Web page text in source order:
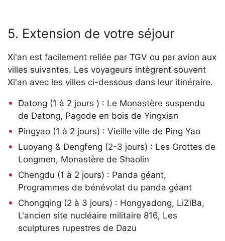
5. Extension de votre séjour
Xi'an est facilement reliée par TGV ou par avion aux
villes suivantes. Les voyageurs intègrent souvent
Xi'an avec les villes ci-dessous dans leur itinéraire.
Datong (1 à 2 jours ) : Le Monastère suspendu
de Datong, Pagode en bois de Yingxian
Pingyao (1 à 2 jours) : Vieille ville de Ping Yao
Luoyang & Dengfeng (2-3 jours) : Les Grottes de
Longmen, Monastère de Shaolin
Chengdu (1 à 2 jours) : Panda géant,
Programmes de bénévolat du panda géant
Chongqing (2 à 3 jours) : Hongyadong, LiZiBa,
L'ancien site nucléaire militaire 816, Les
sculptures rupestres de Dazu